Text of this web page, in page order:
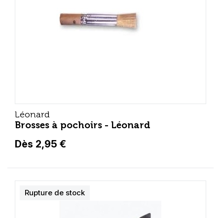
Léonard
Brosses à pochoirs - Léonard
Dès 2,95 €
Rupture de stock